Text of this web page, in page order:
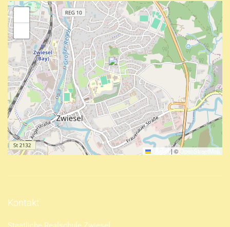
Leaflet | ©OpenStreetMap
Kontakt